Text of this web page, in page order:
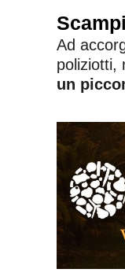
Ad
poliziotti,
un